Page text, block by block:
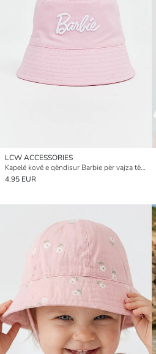
LCW ACCESSORIES
Kapelë kovë e qëndisur Barbie për vajza të vogla
4.95 EUR